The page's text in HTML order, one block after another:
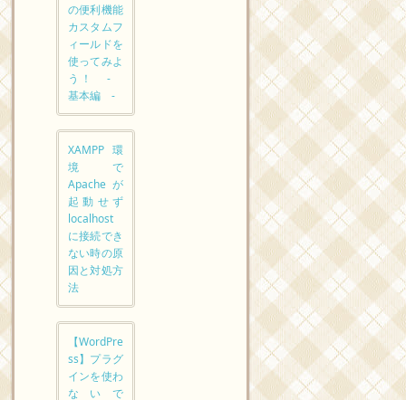
の便利機能
カスタムフ
ィールドを
使ってみよ
う！ -
基本編 -
XAMPP環
境で
Apacheが
起動せず
localhost
に接続でき
ない時の原
因と対処方
法
【WordPre
ss】プラグ
インを使わ
ないで